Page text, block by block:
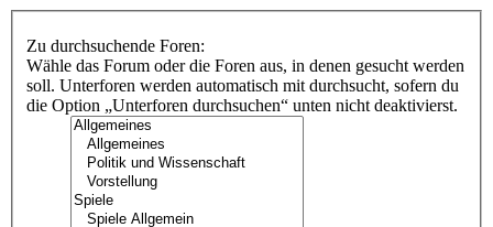
Zu durchsuchende Foren:
Wähle das Forum oder die Foren aus, in denen gesucht werden
soll. Unterforen werden automatisch mit durchsucht, sofern du
die Option „Unterforen durchsuchen“ unten nicht deaktivierst.